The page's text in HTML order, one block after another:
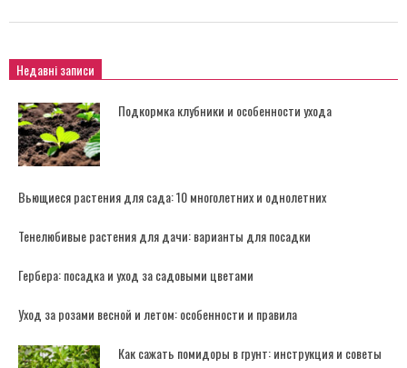
Недавні записи
Подкормка клубники и особенности ухода
Вьющиеся растения для сада: 10 многолетних и однолетних
Тенелюбивые растения для дачи: варианты для посадки
Гербера: посадка и уход за садовыми цветами
Уход за розами весной и летом: особенности и правила
Как сажать помидоры в грунт: инструкция и советы